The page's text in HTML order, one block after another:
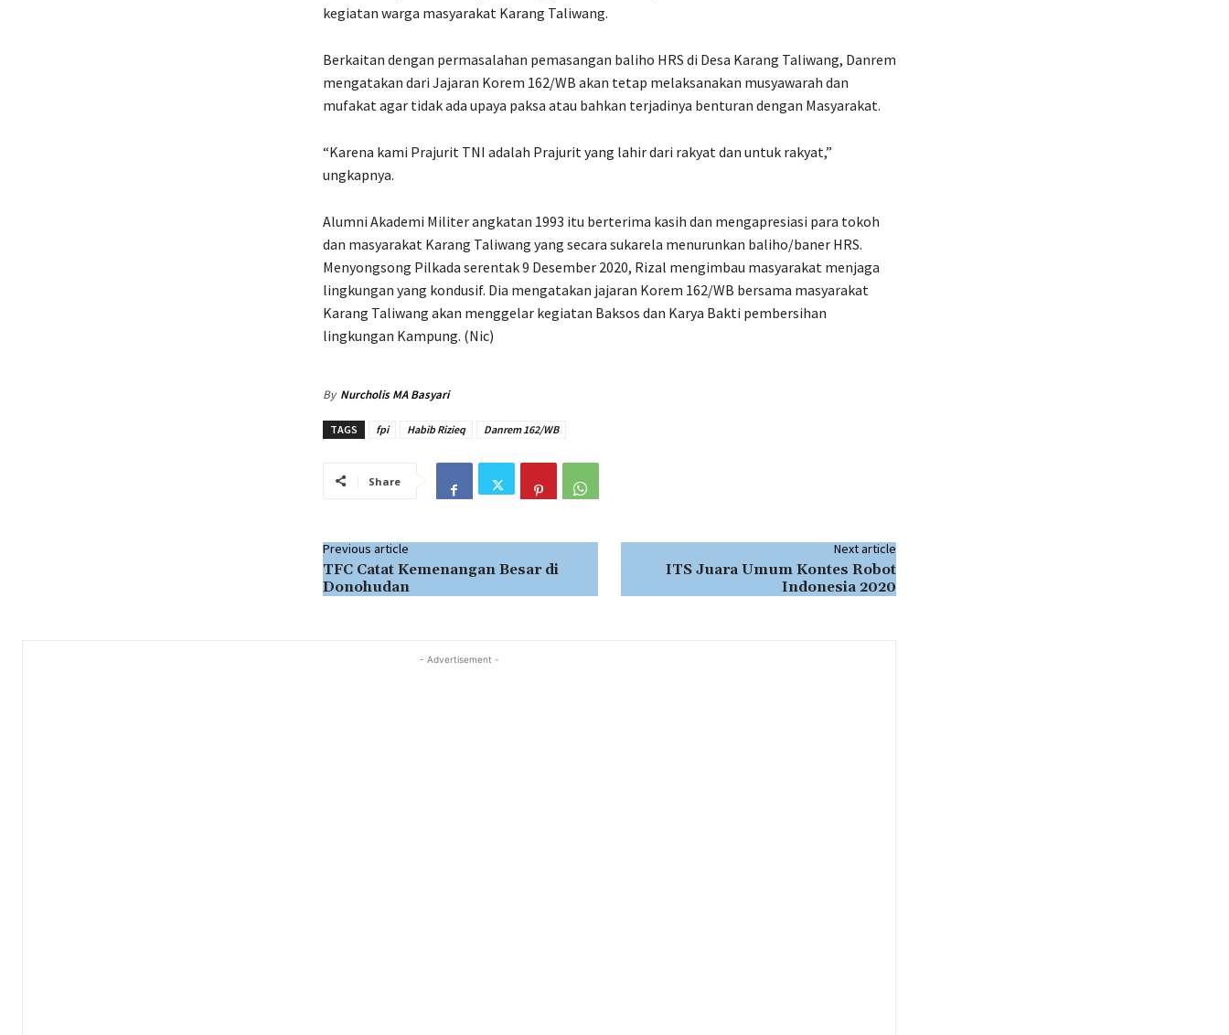
kegiatan warga masyarakat Karang Taliwang.
Berkaitan dengan permasalahan pemasangan baliho HRS di Desa Karang Taliwang, Danrem
mengatakan dari Jajaran Korem 162/WB akan tetap melaksanakan musyawarah dan
mufakat agar tidak ada upaya paksa atau bahkan terjadinya benturan dengan Masyarakat.
“Karena kami Prajurit TNI adalah Prajurit yang lahir dari rakyat dan untuk rakyat,”
ungkapnya.
Alumni Akademi Militer angkatan 1993 itu berterima kasih dan mengapresiasi para tokoh
dan masyarakat Karang Taliwang yang secara sukarela menurunkan baliho/baner HRS.
Menyongsong Pilkada serentak 9 Desember 2020, Rizal mengimbau masyarakat menjaga
lingkungan yang kondusif. Dia mengatakan jajaran Korem 162/WB bersama masyarakat
Karang Taliwang akan menggelar kegiatan Baksos dan Karya Bakti pembersihan
lingkungan Kampung. (Nic)
By Nurcholis MA Basyari
TAGS fpi Habib Rizieq Danrem 162/WB
Share
Previous article
TFC Catat Kemenangan Besar di
Donohudan
Next article
ITS Juara Umum Kontes Robot
Indonesia 2020
- Advertisement -